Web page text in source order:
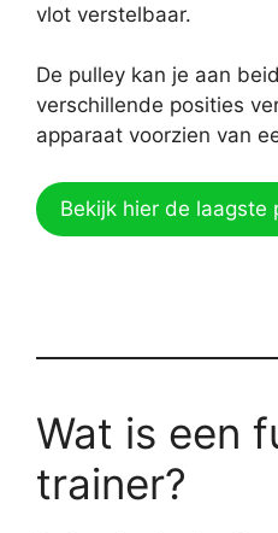
vlot verstelbaar.
De pulley kan je aan
verschillende posities
apparaat voorzien van
Bekijk hier de laagste
Wat is een
trainer?